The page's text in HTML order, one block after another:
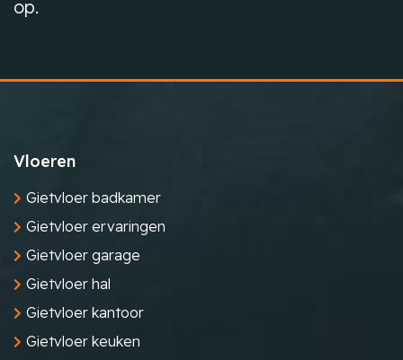
op.
Vloeren
Gietvloer badkamer
Gietvloer ervaringen
Gietvloer garage
Gietvloer hal
Gietvloer kantoor
Gietvloer keuken